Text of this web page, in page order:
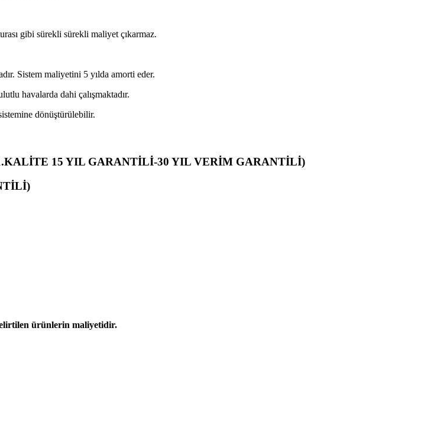
gibi sürekli sürekli maliyet çıkarmaz.
Sistem maliyetini 5 yılda amorti eder.
havalarda dahi çalışmaktadır.
dönüştürülebilir.
15 YIL GARANTİLİ-30 YIL VERİM GARANTİLİ)
ürünlerin maliyetidir.